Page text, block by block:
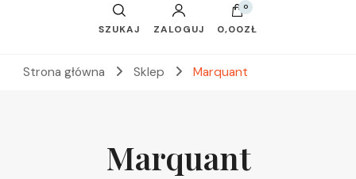
SZUKAJ ZALOGUJ
0
0,00ZŁ
Strona główna Sklep Marquant
Marquant